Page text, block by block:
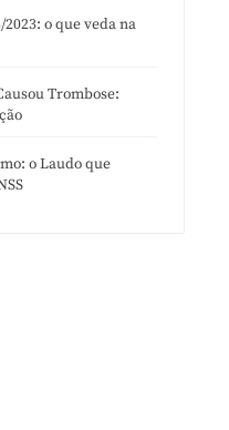
o que veda na
Trombose:
o Laudo que